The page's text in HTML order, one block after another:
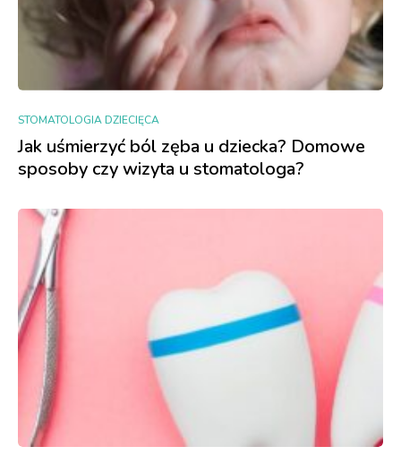
STOMATOLOGIA DZIECIĘCA
Jak uśmierzyć ból zęba u dziecka? Domowe
sposoby czy wizyta u stomatologa?